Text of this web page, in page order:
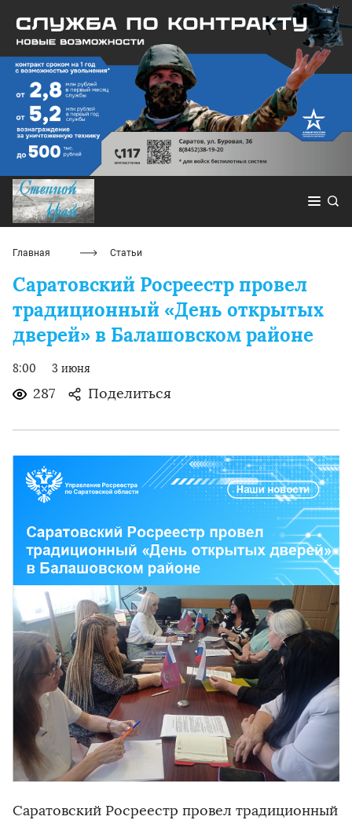
Главная Статьи
Саратовский Росреестр провел
традиционный «День открытых
дверей» в Балашовском районе
8:00 3 июня
287 Поделиться
Саратовский Росреестр провел традиционный